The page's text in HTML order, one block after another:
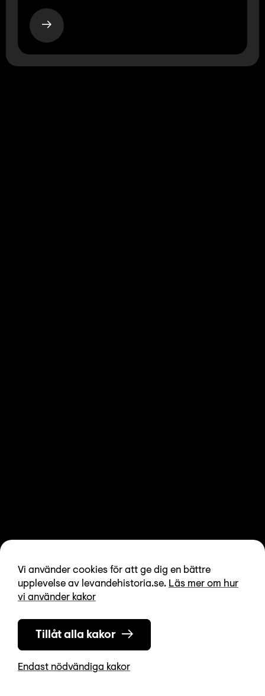
Vi använder cookies för att ge dig en bättre
upplevelse av levandehistoria.se. Läs mer om hur
vi använder kakor
Tillåt alla kakor
Endast nödvändiga kakor